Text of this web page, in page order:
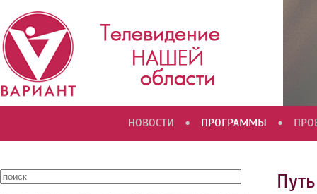
НОВОСТИ • ПРОГРАММЫ •